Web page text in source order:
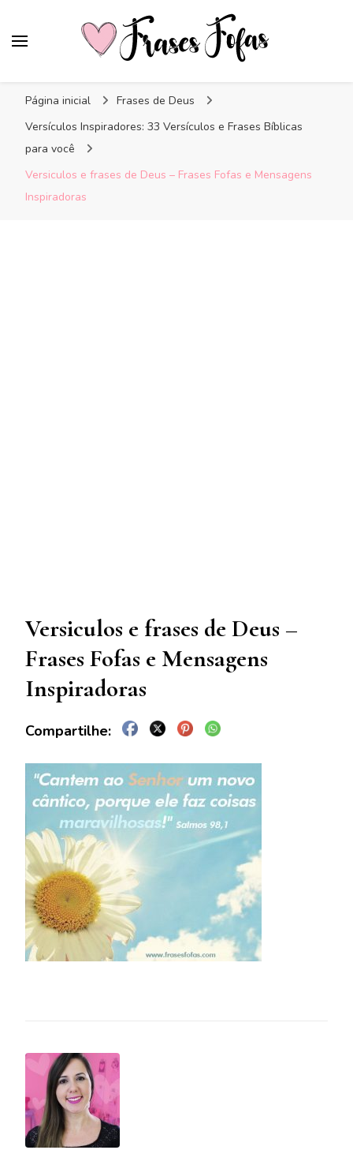
Página inicial
Frases de Deus
Versículos Inspiradores: 33 Versículos e Frases Bíblicas
para você
Versiculos e frases de Deus – Frases Fofas e Mensagens
Inspiradoras
Versiculos e frases de Deus –
Frases Fofas e Mensagens
Inspiradoras